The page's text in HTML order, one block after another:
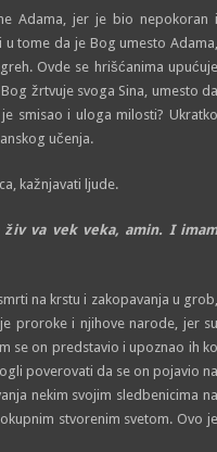
Adama, jer je bio nepokoran i
tome da je Bog umesto Adama,
Ovde se hrišćanima upućuje
žrtvuje svoga Sina, umesto da
smisao i uloga milosti? Ukratko
učenja.
kažnjavati ljude.
va vek veka, amin. I imam
na krstu i zakopavanja u grob,
proroke i njihove narode, jer su
se on predstavio i upoznao ih ko
poverovati da se on pojavio na
nekim svojim sledbenicima na
stvorenim svetom. Ovo je